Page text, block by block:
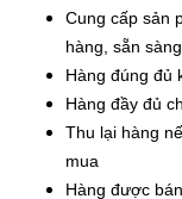
Cung cấp sản
hàng, sẵn
Hàng đúng đủ
Hàng đầy đủ
Thu lại hàng
mua
Hàng được